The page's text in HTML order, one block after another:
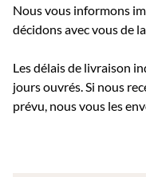
Nous vous informons
décidons avec vous de
Les délais de livraison
jours ouvrés. Si nous
prévu, nous vous les